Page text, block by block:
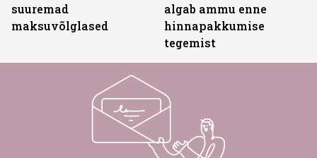
suuremad
maksuvõlglased
algab ammu enne
hinnapakkumise
tegemist